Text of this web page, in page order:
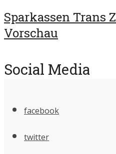
Sparkassen Trans
Vorschau
Social Media
facebook
twitter